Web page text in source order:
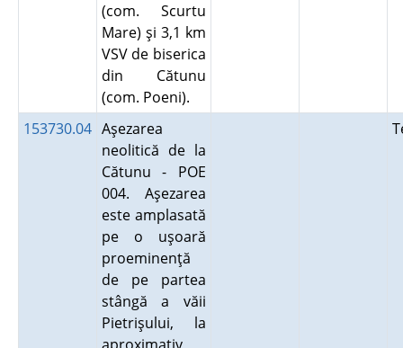
(com. Scurtu
Mare) şi 3,1 km
VSV de biserica
din Cătunu
(com. Poeni).
153730.04 Aşezarea
neolitică de la
Cătunu - POE
004. Aşezarea
este amplasată
pe o uşoară
proeminenţă
de pe partea
stângă a văii
Pietrişului, la